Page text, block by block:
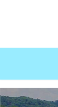
ン
ス
キ
ー
ン
に